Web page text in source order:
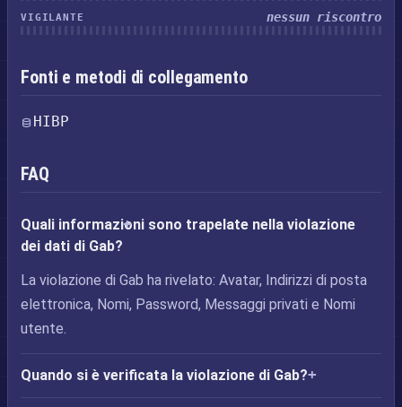
VIGILANTE nessun riscontro
Fonti e metodi di collegamento
HIBP
FAQ
Quali informazioni sono trapelate nella violazione
dei dati di Gab?
La violazione di Gab ha rivelato: Avatar, Indirizzi di posta
elettronica, Nomi, Password, Messaggi privati e Nomi
utente.
Quando si è verificata la violazione di Gab?